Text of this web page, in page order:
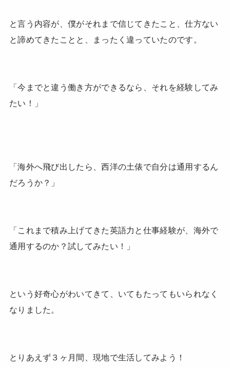
と言う内容が、僕がそれまで信じてきたこと、仕方ない
と諦めてきたことと、まったく違っていたのです。
「今までと違う働き方ができるなら、それを経験してみ
たい！」
「海外へ飛び出したら、西洋の土俵で自分は通用するん
だろうか？」
「これまで積み上げてきた英語力と仕事経験が、海外で
通用するのか？試してみたい！」
という好奇心がわいてきて、いてもたってもいられなく
なりました。
とりあえず３ヶ月間、現地で生活してみよう！